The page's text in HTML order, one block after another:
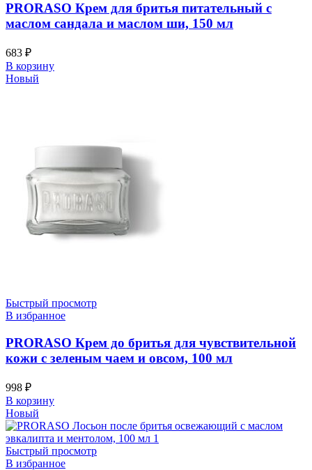
PRORASO Крем для бритья питательный с
маслом сандала и маслом ши, 150 мл
683 ₽
В корзину
Новый
Быстрый просмотр
В избранное
PRORASO Крем до бритья для чувствительной
кожи с зеленым чаем и овсом, 100 мл
998 ₽
В корзину
Новый
Быстрый просмотр
В избранное